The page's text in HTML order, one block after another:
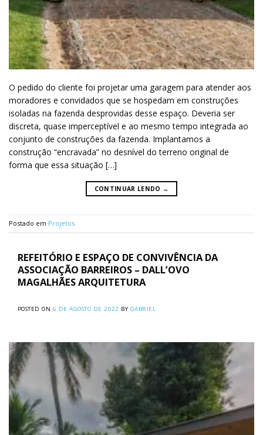
O pedido do cliente foi projetar uma garagem para atender aos
moradores e convidados que se hospedam em construções
isoladas na fazenda desprovidas desse espaço. Deveria ser
discreta, quase imperceptível e ao mesmo tempo integrada ao
conjunto de construções da fazenda. Implantamos a
construção “encravada” no desnível do terreno original de
forma que essa situação […]
CONTINUAR LENDO →
Postado em Projetos
REFEITÓRIO E ESPAÇO DE CONVIVÊNCIA DA
ASSOCIAÇÃO BARREIROS – DALL’OVO
MAGALHÃES ARQUITETURA
POSTED ON 6 DE AGOSTO DE 2022 BY GABRIEL